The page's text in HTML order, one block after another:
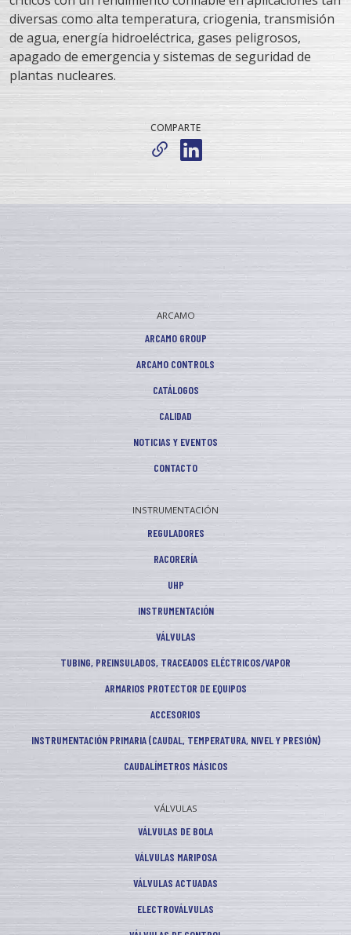
diversas como alta temperatura, criogenia, transmisión
de agua, energía hidroeléctrica, gases peligrosos,
apagado de emergencia y sistemas de seguridad de
plantas nucleares.
COMPARTE
ARCAMO
ARCAMO GROUP
ARCAMO CONTROLS
CATÁLOGOS
CALIDAD
NOTICIAS Y EVENTOS
CONTACTO
INSTRUMENTACIÓN
REGULADORES
RACORERÍA
UHP
INSTRUMENTACIÓN
VÁLVULAS
TUBING, PREINSULADOS, TRACEADOS ELÉCTRICOS/VAPOR
ARMARIOS PROTECTOR DE EQUIPOS
ACCESORIOS
INSTRUMENTACIÓN PRIMARIA (CAUDAL, TEMPERATURA, NIVEL Y PRESIÓN)
CAUDALÍMETROS MÁSICOS
VÁLVULAS
VÁLVULAS DE BOLA
VÁLVULAS MARIPOSA
VÁLVULAS ACTUADAS
ELECTROVÁLVULAS